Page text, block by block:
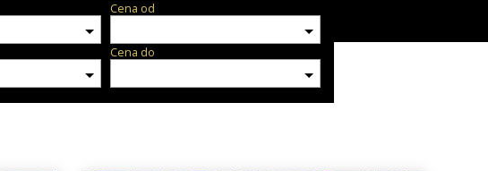
Cena od
Cena do